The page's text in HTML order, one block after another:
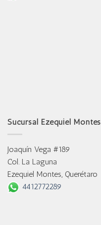
Sucursal Ezequiel Montes
Joaquín Vega #189
Col. La Laguna
Ezequiel Montes, Querétaro
4412772289